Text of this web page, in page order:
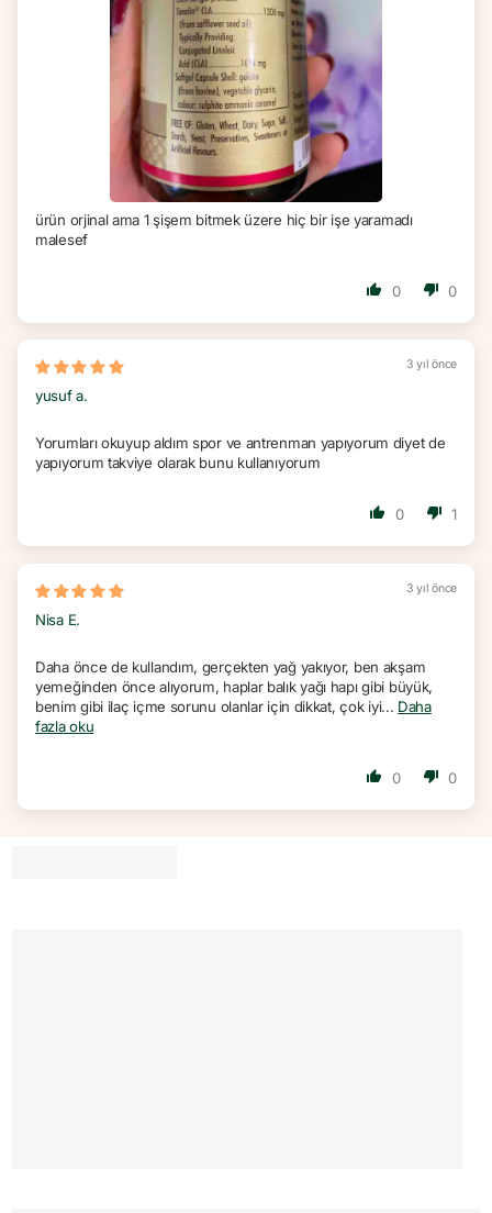
ürün orjinal ama 1 şişem bitmek üzere hiç bir işe yaramadı
malesef
0 0
3 yıl önce
yusuf a.
Yorumları okuyup aldım spor ve antrenman yapıyorum diyet de
yapıyorum takviye olarak bunu kullanıyorum
0 1
3 yıl önce
Nisa E.
Daha önce de kullandım, gerçekten yağ yakıyor, ben akşam
yemeğinden önce alıyorum, haplar balık yağı hapı gibi büyük,
benim gibi ilaç içme sorunu olanlar için dikkat, çok iyi... Daha
fazla oku
0 0